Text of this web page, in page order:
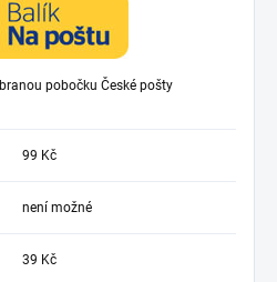
pobočku České pošty
99 Kč
není možné
39 Kč